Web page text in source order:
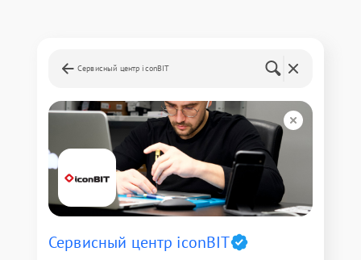
Сервисный центр iconBIT
Сервисный центр iconBIT